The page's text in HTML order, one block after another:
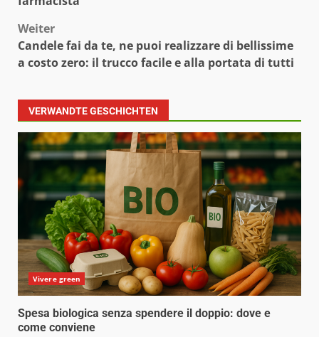
Weiter
Candele fai da te, ne puoi realizzare di bellissime
a costo zero: il trucco facile e alla portata di tutti
VERWANDTE GESCHICHTEN
Vivere green
Spesa biologica senza spendere il doppio: dove e
come conviene